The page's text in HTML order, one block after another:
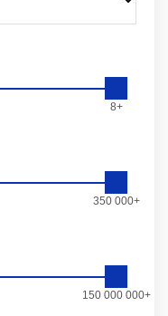
8+
350 000+
150 000 000+